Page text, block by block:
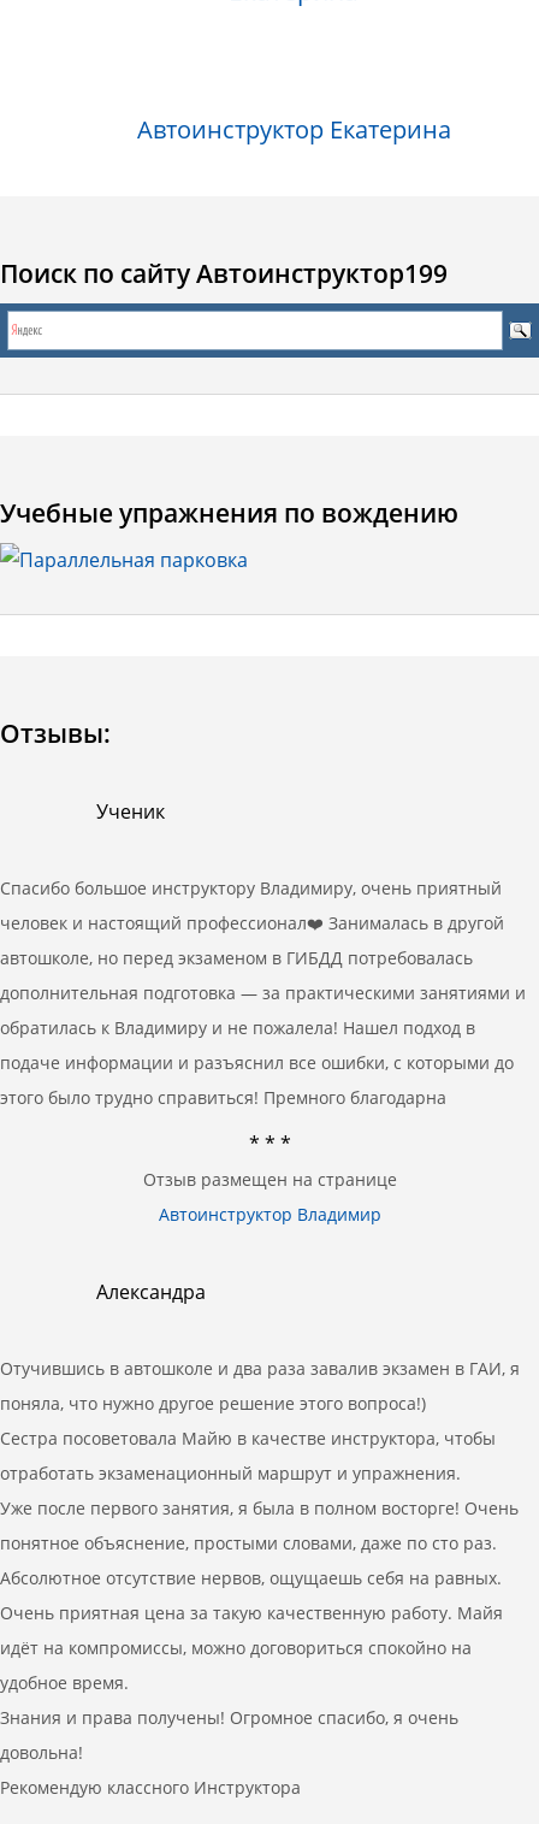
Автоинструктор Екатерина
Поиск по сайту Автоинструктор199
Учебные упражнения по вождению
Отзывы:
Ученик
Спасибо большое инструктору Владимиру, очень приятный
человек и настоящий профессионал❤️ Занималась в другой
автошколе, но перед экзаменом в ГИБДД потребовалась
дополнительная подготовка — за практическими занятиями и
обратилась к Владимиру и не пожалела! Нашел подход в
подаче информации и разъяснил все ошибки, с которыми до
этого было трудно справиться! Премного благодарна
* * *
Отзыв размещен на странице
Автоинструктор Владимир
Александра
Отучившись в автошколе и два раза завалив экзамен в ГАИ, я
поняла, что нужно другое решение этого вопроса!)
Сестра посоветовала Майю в качестве инструктора, чтобы
отработать экзаменационный маршрут и упражнения.
Уже после первого занятия, я была в полном восторге! Очень
понятное объяснение, простыми словами, даже по сто раз.
Абсолютное отсутствие нервов, ощущаешь себя на равных.
Очень приятная цена за такую качественную работу. Майя
идёт на компромиссы, можно договориться спокойно на
удобное время.
Знания и права получены! Огромное спасибо, я очень
довольна!
Рекомендую классного Инструктора